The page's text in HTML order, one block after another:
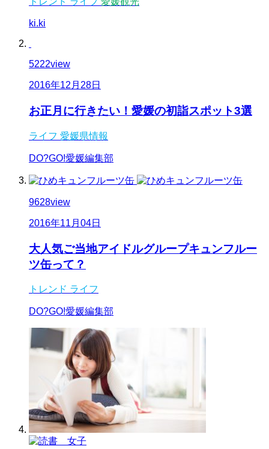
ki.ki
5222view
2016年12月28日
お正月に行きたい！愛媛の初詣スポット3選
ライフ 愛媛県情報
DO?GO!愛媛編集部
9628view
2016年11月04日
大人気ご当地アイドルグループキュンフルー
ツ缶って？
トレンド ライフ
DO?GO!愛媛編集部